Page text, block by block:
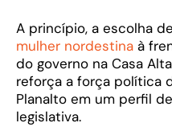
A princípio, a escolha
mulher nordestina à
do governo na Casa
reforça a força política
Planalto em um perfil
legislativa.